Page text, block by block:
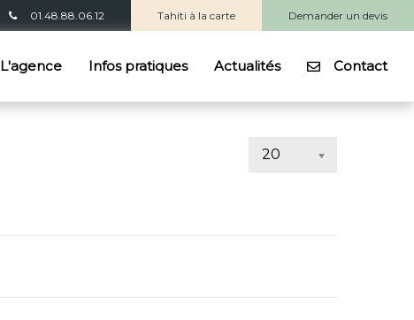
01.48.88.06.12 Tahiti à la carte Demander un devis
L'agence Infos pratiques Actualités Contact
20